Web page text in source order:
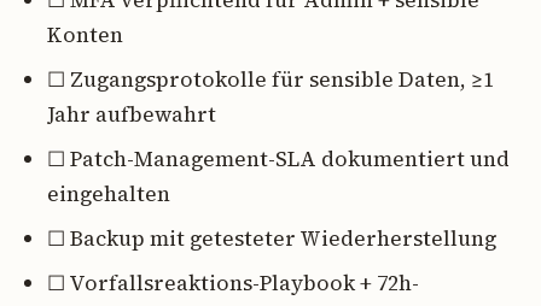
Konten
☐ Zugangsprotokolle für sensible Daten, ≥1
Jahr aufbewahrt
☐ Patch-Management-SLA dokumentiert und
eingehalten
☐ Backup mit getesteter Wiederherstellung
☐ Vorfallsreaktions-Playbook + 72h-